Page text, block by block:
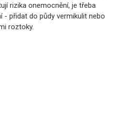
rizika onemocnění, je třeba
- přidat do půdy vermikulit nebo
roztoky.